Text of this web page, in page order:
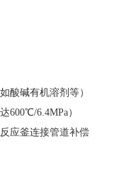
酸碱有机溶剂等）
600℃/6.4MPa）
应釜连接管道补偿